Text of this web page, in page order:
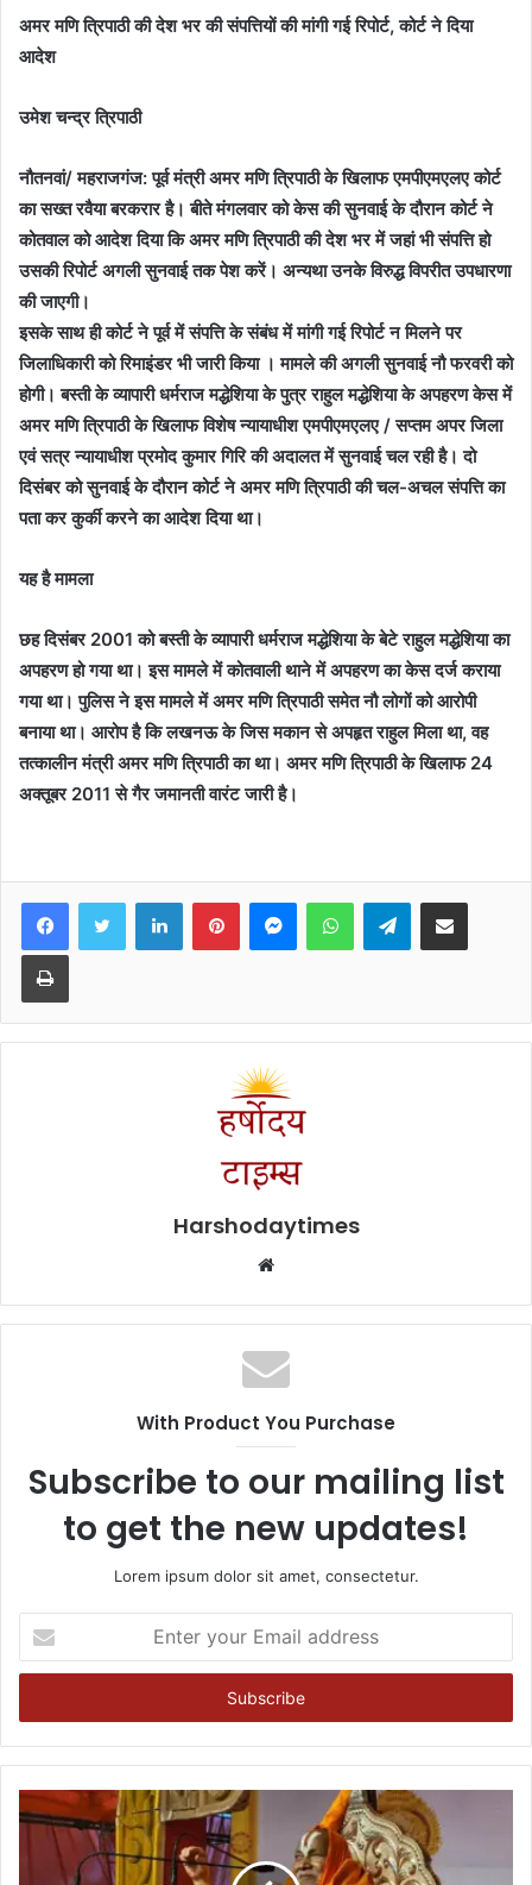
अमर मणि त्रिपाठी की देश‌ भर की संपत्तियों की मांगी गई रिपोर्ट, कोर्ट ने दिया
आदेश
उमेश चन्द्र त्रिपाठी
नौतनवां/ महराजगंज: पूर्व मंत्री अमर मणि त्रिपाठी के खिलाफ एमपीएमएलए कोर्ट
का सख्त रवैया बरकरार है। बीते मंगलवार को केस की सुनवाई के दौरान कोर्ट ने
कोतवाल को आदेश दिया कि अमर मणि त्रिपाठी की देश भर में जहां भी संपत्ति हो
उसकी रिपोर्ट अगली सुनवाई तक पेश करें। अन्यथा उनके विरुद्ध विपरीत उपधारणा
की जाएगी।
इसके साथ ही कोर्ट ने पूर्व में संपत्ति के संबंध में मांगी गई रिपोर्ट न मिलने पर
जिलाधिकारी को रिमाइंडर भी जारी किया । मामले की अगली सुनवाई नौ फरवरी को
होगी। बस्ती के व्यापारी धर्मराज मद्धेशिया के पुत्र राहुल मद्धेशिया के अपहरण केस में
अमर मणि त्रिपाठी के खिलाफ विशेष न्यायाधीश एमपीएमएलए / सप्तम अपर जिला
एवं सत्र न्यायाधीश प्रमोद कुमार गिरि की अदालत में सुनवाई चल रही है। दो
दिसंबर को सुनवाई के दौरान कोर्ट ने अमर‌‌ मणि त्रिपाठी की चल-अचल संपत्ति का
पता कर कुर्की करने का आदेश दिया था।
यह है मामला
छह दिसंबर 2001 को बस्ती के व्यापारी धर्मराज मद्धेशिया के बेटे राहुल मद्धेशिया का
अपहरण हो गया था। इस मामले में कोतवाली थाने में अपहरण का केस दर्ज कराया
गया था। पुलिस ने इस मामले में अमर मणि त्रिपाठी समेत नौ लोगों को आरोपी
बनाया था। आरोप है कि लखनऊ के जिस मकान से अपहृत राहुल मिला था, वह
तत्कालीन मंत्री अमर मणि त्रिपाठी का था। अमर मणि त्रिपाठी के खिलाफ 24
अक्तूबर 2011 से गैर जमानती वारंट जारी है।
FacebookTwitter LinkedInPinterestMessengerWhatsAppTelegramShare via Email
Print
Harshodaytimes
Website
With Product You Purchase
Subscribe to our mailing list
to get the new updates!
Lorem ipsum dolor sit amet, consectetur.
your
Email